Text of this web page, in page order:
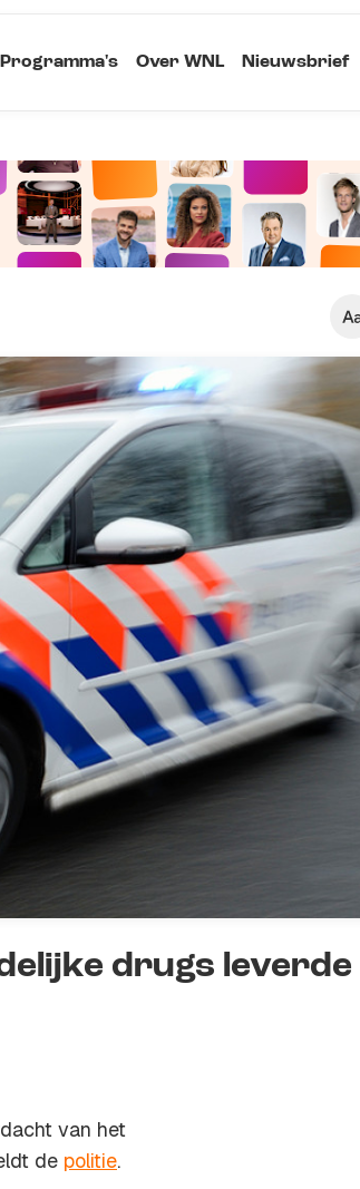
Programma's Over WNL Nieuwsbrief
Klein
Standaard
Groot
Kopieer link
drugs leverde
van het
de politie.